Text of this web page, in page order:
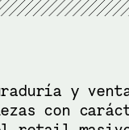
y
con